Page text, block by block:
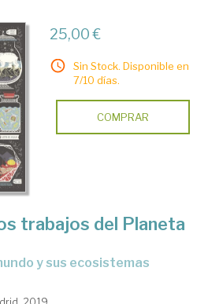
25,00 €
Sin Stock. Disponible en
7/10 días.
COMPRAR
trabajos del Planeta
y sus ecosistemas